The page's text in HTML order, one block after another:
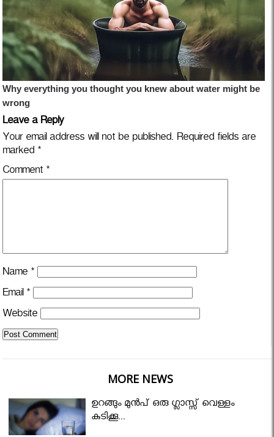
Leave a Reply
Your email address will not be published. Required fields are
marked *
Comment *
Name *
Email *
Website
MORE NEWS
ഉറങ്ങും മുന്‍പ് ഒരു ഗ്ലാസ്സ് വെള്ളം
കുടിക്കൂ...